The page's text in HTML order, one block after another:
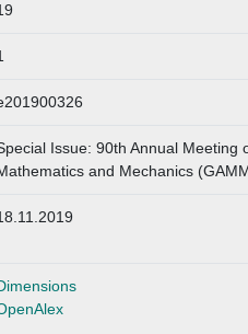
Issue: 90th Annual Meeting
and Mechanics